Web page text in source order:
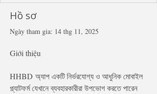
Hồ sơ
Ngày tham gia: 14 thg 11, 2025
Giới thiệu
HHBD অ্যাপ একটি নির্ভরযোগ্য ও আধুনিক মোবাইল
প্ল্যাটফর্ম যেখানে ব্যবহারকারীরা উপভোগ করতে পারেন